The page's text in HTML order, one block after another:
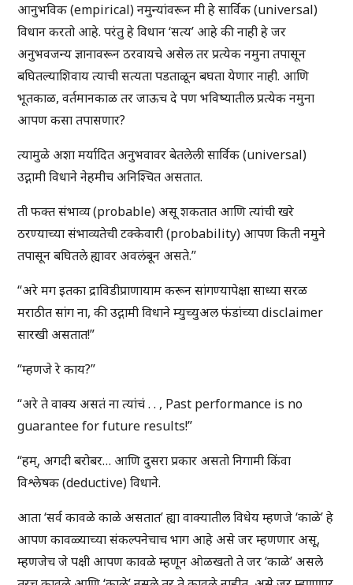
आनुभविक (empirical) नमुन्यांवरून मी हे सार्विक (universal)
विधान करतो आहे. परंतु हे विधान ‘सत्य’ आहे की नाही हे जर
अनुभवजन्य ज्ञानावरून ठरवायचे असेल तर प्रत्येक नमुना तपासून
बघितल्याशिवाय त्याची सत्यता पडताळून बघता येणार नाही. आणि
भूतकाळ, वर्तमानकाळ तर जाऊच दे पण भविष्यातील प्रत्येक नमुना
आपण कसा तपासणार?
त्यामुळे अशा मर्यादित अनुभवावर बेतलेली सार्विक (universal)
उद्गामी विधाने नेहमीच अनिश्चित असतात.
ती फक्त संभाव्य (probable) असू शकतात आणि त्यांची खरे
ठरण्याच्या संभाव्यतेची टक्केवारी (probability) आपण किती नमुने
तपासून बघितले ह्यावर अवलंबून असते.”
“अरे मग इतका द्राविडीप्राणायाम करून सांगण्यापेक्षा साध्या सरळ
मराठीत सांग ना, की उद्गामी विधाने म्युच्युअल फंडांच्या disclaimer
सारखी असतात!”
“म्हणजे रे काय?”
“अरे ते वाक्य असतं ना त्यांचं . . , Past performance is no
guarantee for future results!”
“हम्, अगदी बरोबर… आणि दुसरा प्रकार असतो निगामी किंवा
विश्लेषक (deductive) विधाने.
आता ‘सर्व कावळे काळे असतात’ ह्या वाक्यातील विधेय म्हणजे ‘काळे’ हे
आपण कावळ्याच्या संकल्पनेचाच भाग आहे असे जर म्हणणार असू,
म्हणजेच जे पक्षी आपण कावळे म्हणून ओळखतो ते जर ‘काळे’ असले